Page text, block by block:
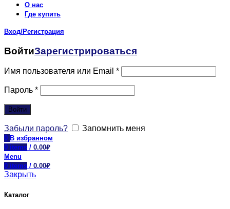
О нас
Где купить
Вход/Регистрация
ВойтиЗарегистрироваться
Имя пользователя или Email *
Пароль *
Войти
Забыли пароль? Запомнить меня
0 В избранном
0 items / 0.00₽
Menu
0 items / 0.00₽
Закрыть
Каталог